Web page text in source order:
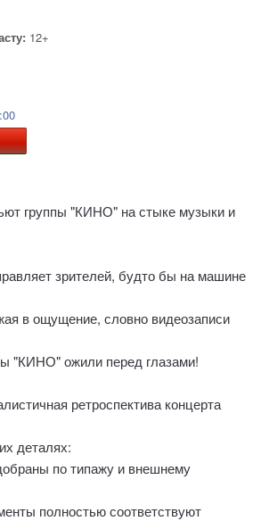
12+
группы "КИНО" на стыке музыки и
зрителей, будто бы на машине
в ощущение, словно видеозаписи
"КИНО" ожили перед глазами!
ретроспектива концерта
деталях:
по типажу и внешнему
полностью соответствуют